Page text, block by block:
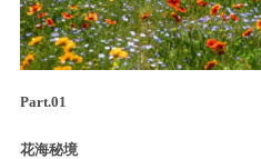
Part.01
花海秘境